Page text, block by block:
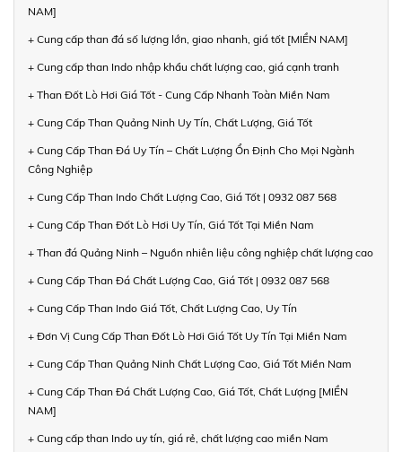
NAM]
+ Cung cấp than đá số lượng lớn, giao nhanh, giá tốt [MIỀN NAM]
+ Cung cấp than Indo nhập khẩu chất lượng cao, giá cạnh tranh
+ Than Đốt Lò Hơi Giá Tốt - Cung Cấp Nhanh Toàn Miền Nam
+ Cung Cấp Than Quảng Ninh Uy Tín, Chất Lượng, Giá Tốt
+ Cung Cấp Than Đá Uy Tín – Chất Lượng Ổn Định Cho Mọi Ngành
Công Nghiệp
+ Cung Cấp Than Indo Chất Lượng Cao, Giá Tốt | 0932 087 568
+ Cung Cấp Than Đốt Lò Hơi Uy Tín, Giá Tốt Tại Miền Nam
+ Than đá Quảng Ninh – Nguồn nhiên liệu công nghiệp chất lượng cao
+ Cung Cấp Than Đá Chất Lượng Cao, Giá Tốt | 0932 087 568
+ Cung Cấp Than Indo Giá Tốt, Chất Lượng Cao, Uy Tín
+ Đơn Vị Cung Cấp Than Đốt Lò Hơi Giá Tốt Uy Tín Tại Miền Nam
+ Cung Cấp Than Quảng Ninh Chất Lượng Cao, Giá Tốt Miền Nam
+ Cung Cấp Than Đá Chất Lượng Cao, Giá Tốt, Chất Lượng [MIỀN
NAM]
+ Cung cấp than Indo uy tín, giá rẻ, chất lượng cao miền Nam